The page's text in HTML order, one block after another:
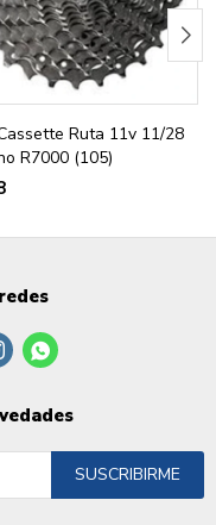
Ruta 11v 11/28
R7000 (105)

SUSCRIBIRME